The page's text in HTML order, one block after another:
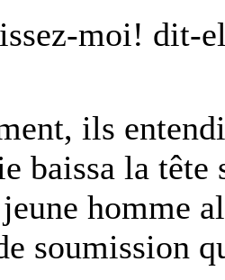
moi! dit-
ils
baissa la tête
homme
soumission